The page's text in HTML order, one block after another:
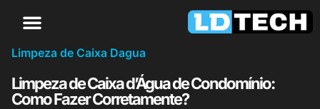
Limpeza de Caixa Dagua
Limpeza de Caixa d’Água de Condomínio:
Como Fazer Corretamente?